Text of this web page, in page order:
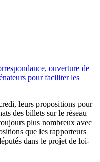
ouverture de
pour faciliter les
leurs propositions pour
des billets sur le réseau
plus nombreux avec
que les rapporteurs
dans le projet de loi-